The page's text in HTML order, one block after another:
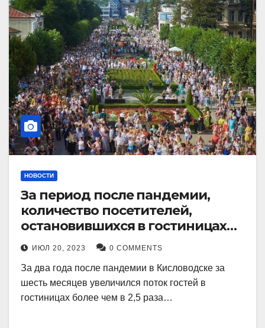
НОВОСТИ
За период после пандемии,
количество посетителей,
остановившихся в гостиницах
Кисловодска, выросло в 2,5 раза.
ИЮЛ 20, 2023 0 COMMENTS
За два года после пандемии в Кисловодске за
шесть месяцев увеличился поток гостей в
гостиницах более чем в 2,5 раза…